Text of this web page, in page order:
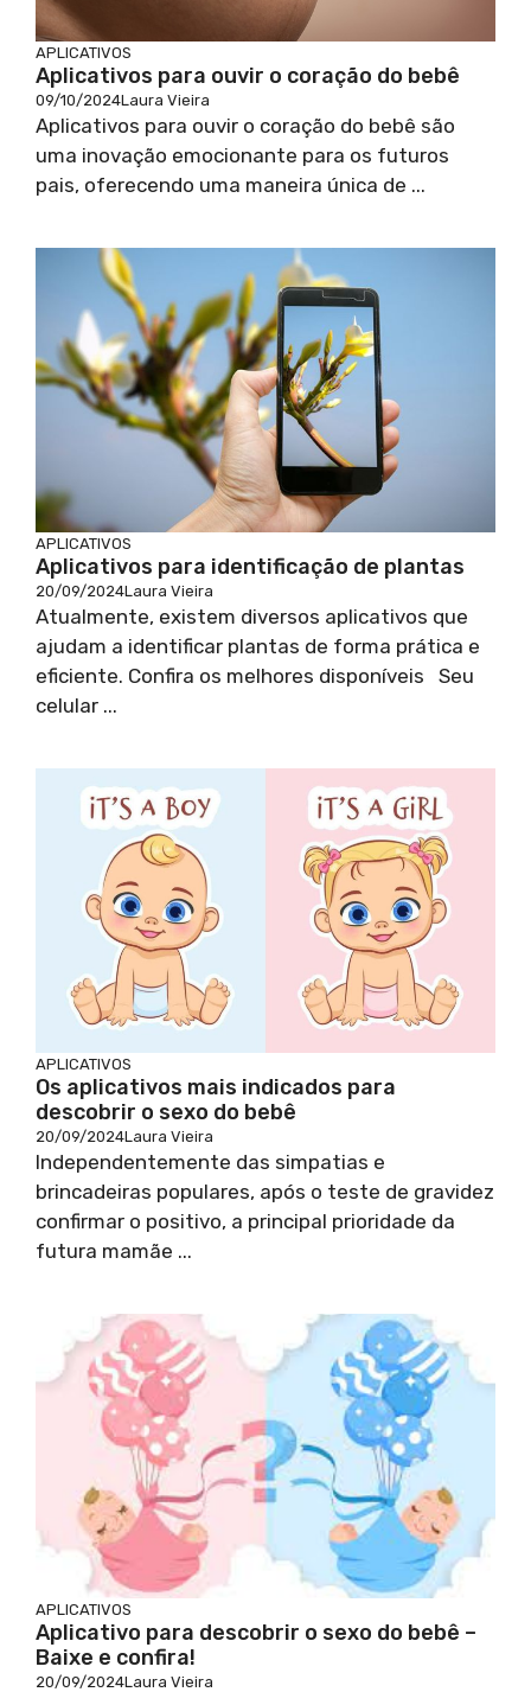
APLICATIVOS
Aplicativos para ouvir o coração do bebê
09/10/2024Laura Vieira
Aplicativos para ouvir o coração do bebê são
uma inovação emocionante para os futuros
pais, oferecendo uma maneira única de ...
APLICATIVOS
Aplicativos para identificação de plantas
20/09/2024Laura Vieira
Atualmente, existem diversos aplicativos que
ajudam a identificar plantas de forma prática e
eficiente. Confira os melhores disponíveis Seu
celular ...
APLICATIVOS
Os aplicativos mais indicados para
descobrir o sexo do bebê
20/09/2024Laura Vieira
Independentemente das simpatias e
brincadeiras populares, após o teste de gravidez
confirmar o positivo, a principal prioridade da
futura mamãe ...
APLICATIVOS
Aplicativo para descobrir o sexo do bebê –
Baixe e confira!
20/09/2024Laura Vieira